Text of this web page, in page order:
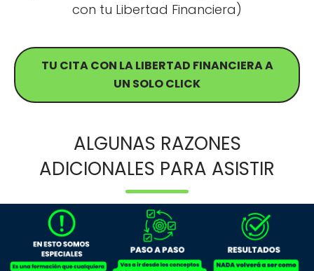
con tu Libertad Financiera)
TU CITA CON LA LIBERTAD FINANCIERA A
UN SOLO CLICK
ALGUNAS RAZONES
ADICIONALES PARA ASISTIR